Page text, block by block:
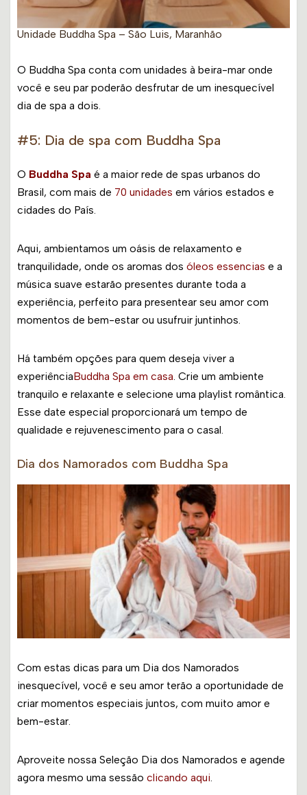
Unidade Buddha Spa – São Luis, Maranhão
O Buddha Spa conta com unidades à beira-mar onde
você e seu par poderão desfrutar de um inesquecível
dia de spa a dois.
#5: Dia de spa com Buddha Spa
O Buddha Spa é a maior rede de spas urbanos do
Brasil, com mais de 70 unidades em vários estados e
cidades do País.
Aqui, ambientamos um oásis de relaxamento e
tranquilidade, onde os aromas dos óleos essencias e a
música suave estarão presentes durante toda a
experiência, perfeito para presentear seu amor com
momentos de bem-estar ou usufruir juntinhos.
Há também opções para quem deseja viver a
experiênciaBuddha Spa em casa. Crie um ambiente
tranquilo e relaxante e selecione uma playlist romântica.
Esse date especial proporcionará um tempo de
qualidade e rejuvenescimento para o casal.
Dia dos Namorados com Buddha Spa
Com estas dicas para um Dia dos Namorados
inesquecível, você e seu amor terão a oportunidade de
criar momentos especiais juntos, com muito amor e
bem-estar.
Aproveite nossa Seleção Dia dos Namorados e agende
agora mesmo uma sessão clicando aqui.